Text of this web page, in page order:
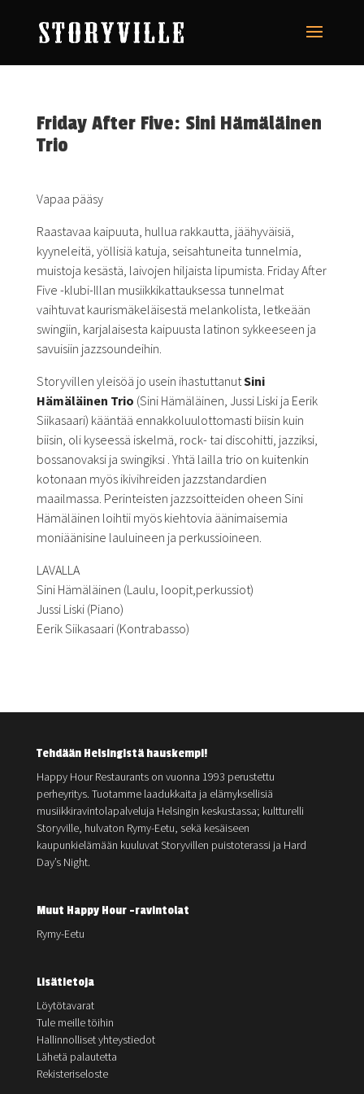
Friday After Five: Sini Hämäläinen
Trio
Vapaa pääsy
Raastavaa kaipuuta, hullua rakkautta, jäähyväisiä,
kyyneleitä, yöllisiä katuja, seisahtuneita tunnelmia,
muistoja kesästä, laivojen hiljaista lipumista. Friday After
Five -klubi-Illan musiikkikattauksessa tunnelmat
vaihtuvat kaurismäkeläisestä melankolista, letkeään
swingiin, karjalaisesta kaipuusta latinon sykkeeseen ja
savuisiin jazzsoundeihin.
Storyvillen yleisöä jo usein ihastuttanutSini
Hämäläinen Trio (Sini Hämäläinen, Jussi Liski ja Eerik
Siikasaari) kääntää ennakkoluulottomasti biisin kuin
biisin, oli kyseessä iskelmä, rock- tai discohitti, jazziksi,
bossanovaksi ja swingiksi . Yhtä lailla trio on kuitenkin
kotonaan myös ikivihreiden jazzstandardien
maailmassa. Perinteisten jazzsoitteiden oheen Sini
Hämäläinen loihtii myös kiehtovia äänimaisemia
moniäänisine lauluineen ja perkussioineen.
LAVALLA
Sini Hämäläinen (Laulu, loopit,perkussiot)
Jussi Liski (Piano)
Eerik Siikasaari (Kontrabasso)
Tehdään Helsingistä hauskempi!
Happy Hour Restaurants on vuonna 1993 perustettu
perheyritys. Tuotamme laadukkaita ja elämyksellisiä
musiikkiravintolapalveluja Helsingin keskustassa; kultturelli
Storyville, hulvaton Rymy-Eetu, sekä kesäiseen
kaupunkielämään kuuluvat Storyvillen puistoterassi ja Hard
Day’s Night.
Muut Happy Hour -ravintolat
Rymy-Eetu
Lisätietoja
Löytötavarat
Tule meille töihin
Hallinnolliset yhteystiedot
Lähetä palautetta
Rekisteriseloste